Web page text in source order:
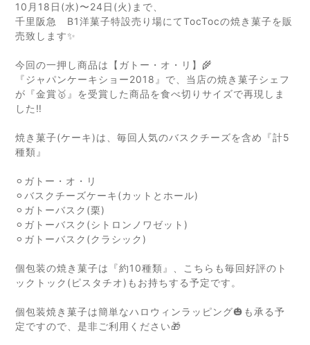
10月18日(水)〜24日(火)まで、
千里阪急 B1洋菓子特設売り場にてTocTocの焼き菓子を販
売致します✨
今回の一押し商品は【 ガトー・オ・リ】🌾
『ジャパンケーキショー2018』で、当店の焼き菓子シェフ
が『金賞🥇』を受賞した商品を食べ切りサイズで再現しま
した‼︎
焼き菓子(ケーキ)は、毎回人気のバスクチーズを含め『計5
種類』
⚪︎ガトー・オ・リ
⚪︎バスクチーズケーキ(カットとホール)
⚪︎ガトーバスク(栗)
⚪︎ガトーバスク(シトロンノワゼット)
⚪︎ガトーバスク(クラシック)
個包装の焼き菓子は『約10種類』、こちらも毎回好評のト
ックトック(ピスタチオ)もお持ちする予定です。
個包装焼き菓子は簡単なハロウィンラッピング🎃も承る予
定ですので、是非ご利用ください🎁